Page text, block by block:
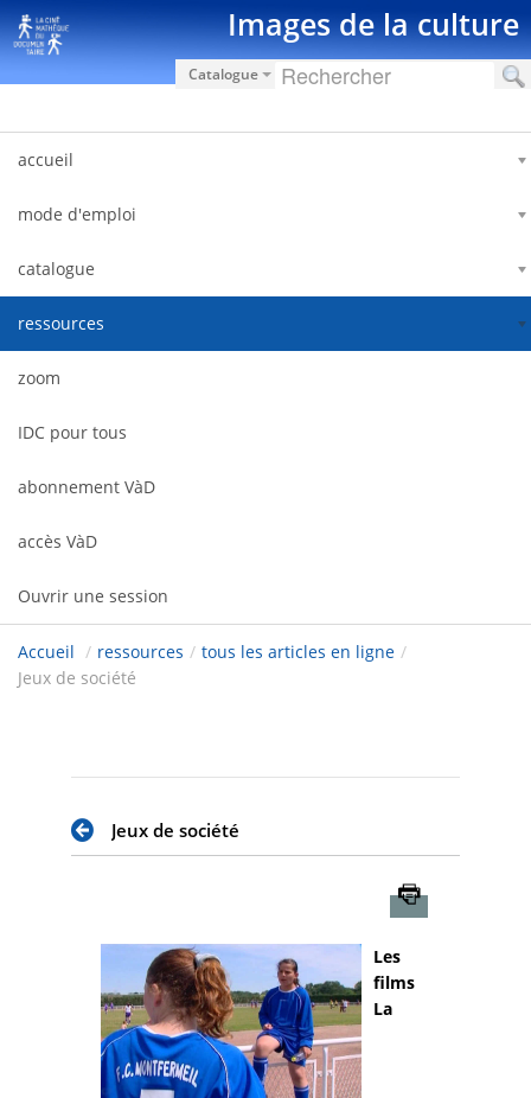
Saut au contenu Images de la culture
Catalogue
accueil
mode d'emploi
catalogue
ressources
zoom
IDC pour tous
abonnement VàD
accès VàD
Ouvrir une session
Accueil / ressources / tous les articles en ligne /
Jeux de société
Jeux de société
Les
films
La